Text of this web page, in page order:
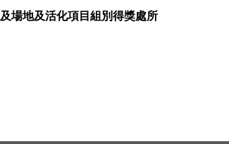
場地及活化項目組別得獎處所